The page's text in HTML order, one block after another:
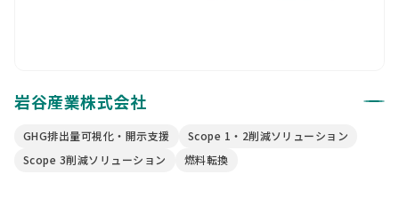
岩谷産業株式会社
GHG排出量可視化・開示支援
Scope 1・2削減ソリューション
Scope 3削減ソリューション
燃料転換